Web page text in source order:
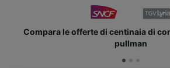
Compara le offerte di centinaia di
pullman